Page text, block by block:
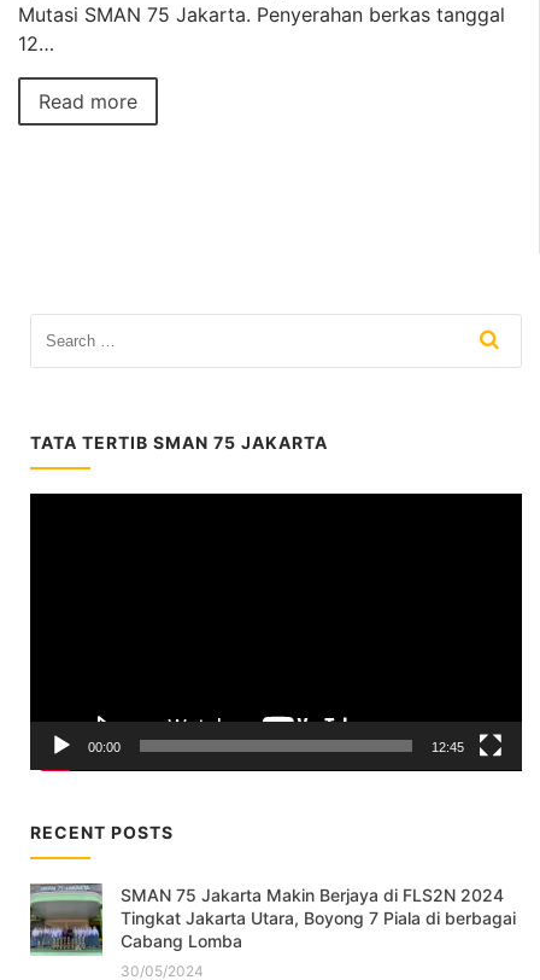
Mutasi SMAN 75 Jakarta. Penyerahan berkas tanggal
12…
Read more
TATA TERTIB SMAN 75 JAKARTA
00:00 12:45
RECENT POSTS
SMAN 75 Jakarta Makin Berjaya di FLS2N 2024
Tingkat Jakarta Utara, Boyong 7 Piala di berbagai
Cabang Lomba
30/05/2024